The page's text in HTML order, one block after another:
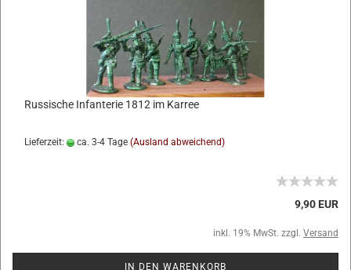
Russische Infanterie 1812 im Karree
Lieferzeit: ca. 3-4 Tage (Ausland abweichend)
9,90 EUR
inkl. 19% MwSt. zzgl. Versand
IN DEN WARENKORB